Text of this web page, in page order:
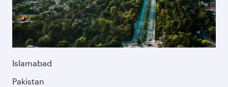
Islamabad
Pakistan